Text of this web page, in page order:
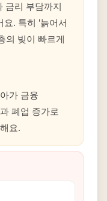
금리 부담까지
요. 특히 '늙어서
의 빚이 빠르게
가 금융
폐업 증가로
요.